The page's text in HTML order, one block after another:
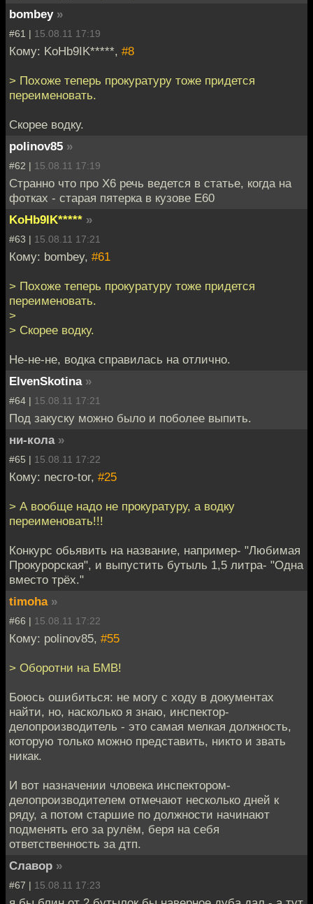
bombey »
#61 | 15.08.11 17:19
Кому: KoHb9IK*****, #8
> Похоже теперь прокуратуру тоже придется
переименовать.
Скорее водку.
polinov85 »
#62 | 15.08.11 17:19
Странно что про Х6 речь ведется в статье, когда на
фотках - старая пятерка в кузове Е60
KoHb9IK***** »
#63 | 15.08.11 17:21
Кому: bombey, #61
> Похоже теперь прокуратуру тоже придется
переименовать.
>
> Скорее водку.
Не-не-не, водка справилась на отлично.
ElvenSkotina »
#64 | 15.08.11 17:21
Под закуску можно было и поболее выпить.
ни-кола »
#65 | 15.08.11 17:22
Кому: necro-tor, #25
> А вообще надо не прокуратуру, а водку
переименовать!!!
Конкурс обьявить на название, например- "Любимая
Прокурорская", и выпустить бутыль 1,5 литра- "Одна
вместо трёх."
timoha »
#66 | 15.08.11 17:22
Кому: polinov85, #55
> Оборотни на БМВ!
Боюсь ошибиться: не могу с ходу в документах
найти, но, насколько я знаю, инспектор-
делопроизводитель - это самая мелкая должность,
которую только можно представить, никто и звать
никак.
И вот назначении чловека инспектором-
делопроизводителем отмечают несколько дней к
ряду, а потом старшие по должности начинают
подменять его за рулём, беря на себя
ответственность за дтп.
Славор »
#67 | 15.08.11 17:23